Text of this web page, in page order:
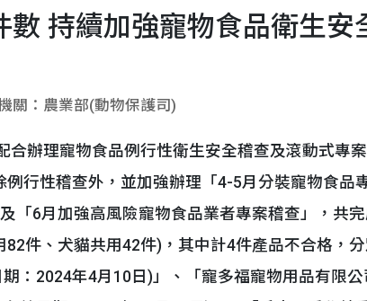
數 持續加強寵物食品衛生安
關：農業部(動物保護司)
辦理寵物食品例行性衛生安全稽查及滾動式專
行性稽查外，並加強辦理「4-5月分裝寵物食品
「6月加強高風險寵物食品業者專案稽查」，共
件、犬貓共用42件)，其中計4件產品不合格，
：2024年4月10日)」、「寵多福寵物用品有限